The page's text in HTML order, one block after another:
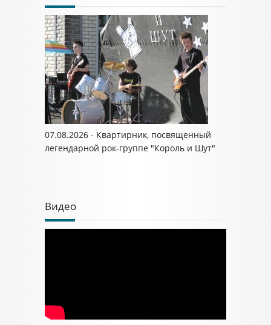
07.08.2026 - Квартирник, посвященный
легендарной рок-группе "Король и Шут"
Видео